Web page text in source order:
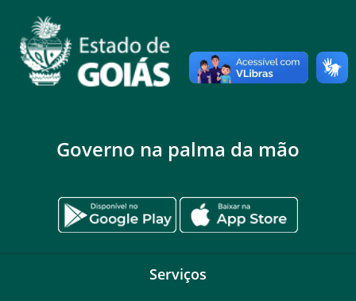
Governo na palma da mão
Serviços